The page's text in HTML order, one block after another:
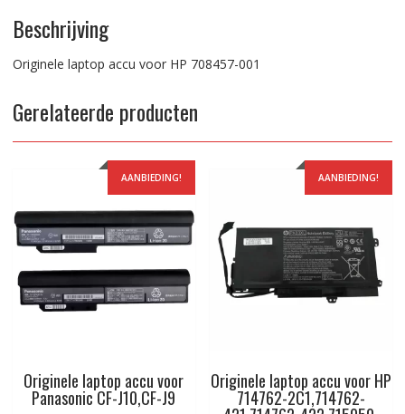
Beschrijving
Originele laptop accu voor HP 708457-001
Gerelateerde producten
AANBIEDING!
Originele laptop accu voor
Panasonic CF-J10,CF-J9
AANBIEDING!
Originele laptop accu voor HP
714762-2C1,714762-